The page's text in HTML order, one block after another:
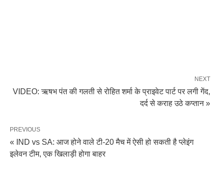
NEXT
VIDEO: ऋषभ पंत की गलती से रोहित शर्मा के प्राइवेट पार्ट पर लगी गेंद,
दर्द से कराह उठे कप्तान »
PREVIOUS
« IND vs SA: आज होने वाले टी-20 मैच में ऐसी हो सकती है प्लेइंग
इलेवन टीम, एक खिलाड़ी होगा बाहर